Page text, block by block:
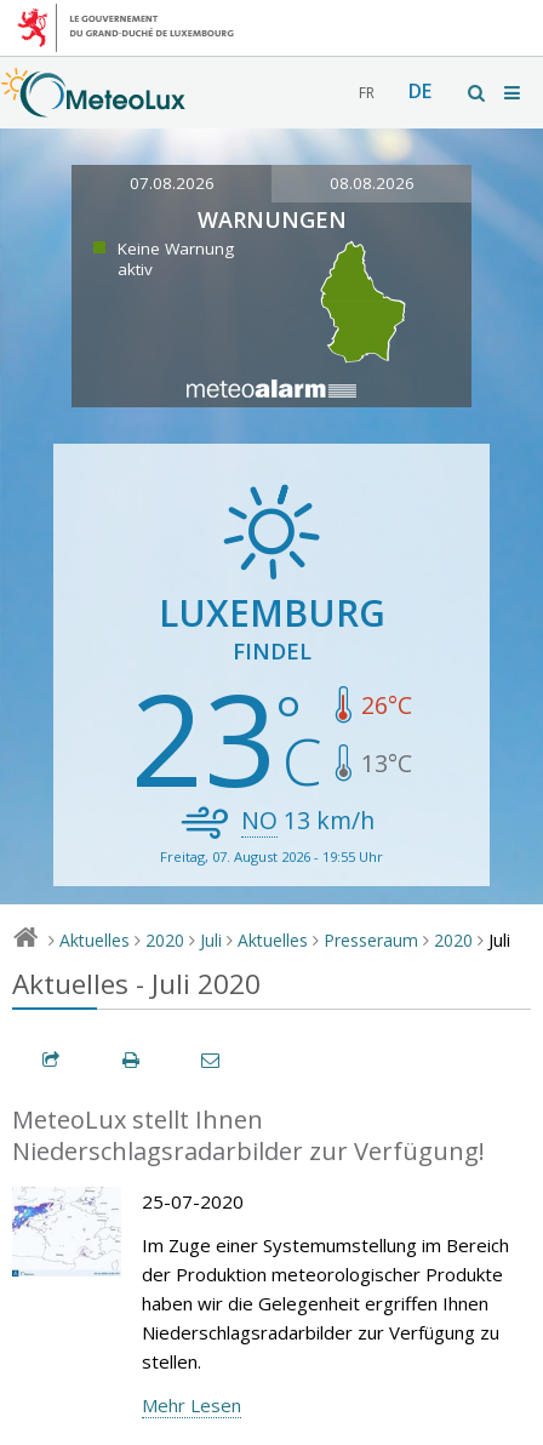
FR DE
07.08.2026 08.08.2026
WARNUNGEN
Keine Warnung
aktiv
LUXEMBURG
FINDEL
23 26°C
13°C
NO 13 km/h
Freitag, 07. August 2026 - 19:55 Uhr
> Aktuelles > 2020 > Juli > Aktuelles > Presseraum > 2020 > Juli
Aktuelles - Juli 2020
MeteoLux stellt Ihnen
Niederschlagsradarbilder zur Verfügung!
25-07-2020
Im Zuge einer Systemumstellung im Bereich
der Produktion meteorologischer Produkte
haben wir die Gelegenheit ergriffen Ihnen
Niederschlagsradarbilder zur Verfügung zu
stellen.
Mehr Lesen